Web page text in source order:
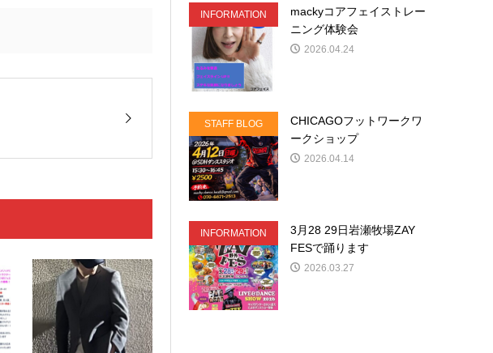
INFORMATION
mackyコアフェイストレー
ニング体験会
2026.04.24
STAFF BLOG
CHICAGOフットワークワ
ークショップ
2026.04.14
INFORMATION
3月28 29日岩瀬牧場ZAY
FESで踊ります
2026.03.27